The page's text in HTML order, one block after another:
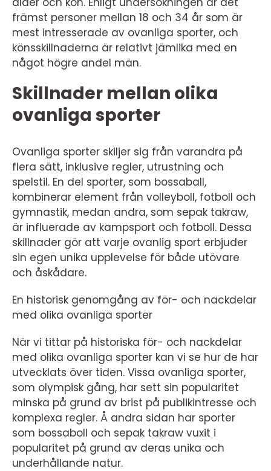
främst personer mellan 18 och 34 år som är
mest intresserade av ovanliga sporter, och
könsskillnaderna är relativt jämlika med en
något högre andel män.
Skillnader mellan olika
ovanliga sporter
Ovanliga sporter skiljer sig från varandra på
flera sätt, inklusive regler, utrustning och
spelstil. En del sporter, som bossaball,
kombinerar element från volleyboll, fotboll och
gymnastik, medan andra, som sepak takraw,
är influerade av kampsport och fotboll. Dessa
skillnader gör att varje ovanlig sport erbjuder
sin egen unika upplevelse för både utövare
och åskådare.
En historisk genomgång av för- och nackdelar
med olika ovanliga sporter
När vi tittar på historiska för- och nackdelar
med olika ovanliga sporter kan vi se hur de har
utvecklats över tiden. Vissa ovanliga sporter,
som olympisk gång, har sett sin popularitet
minska på grund av brist på publikintresse och
komplexa regler. Å andra sidan har sporter
som bossaboll och sepak takraw vuxit i
popularitet på grund av deras unika och
underhållande natur.